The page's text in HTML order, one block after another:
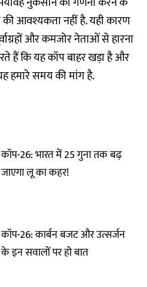
आवश्यकता नहीं है. यही कारण
और कमजोर नेताओं से हारना
हैं कि यह कॉप बाहर खड़ा है और
हमारे समय की मांग है.
कॉप-26: भारत में 25 गुना तक बढ़
जाएगा लू का कहर!
कॉप-26: कार्बन बजट और उत्सर्जन
के इन सवालों पर हो बात